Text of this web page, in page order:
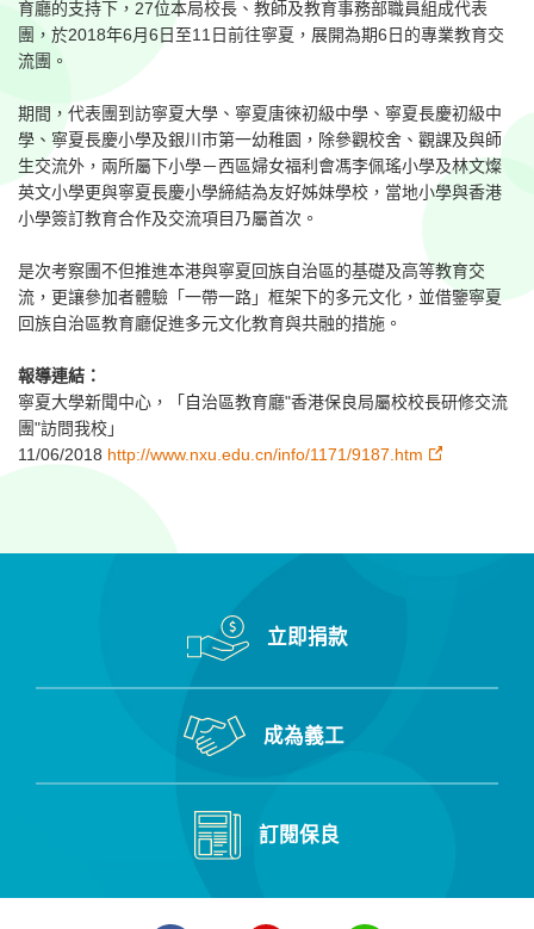
育廳的支持下，27位本局校長、教師及教育事務部職員組成代表
團，於2018年6月6日至11日前往寧夏，展開為期6日的專業教育交
流團。
期間，代表團到訪寧夏大學、寧夏唐徠初級中學、寧夏長慶初級中
學、寧夏長慶小學及銀川市第一幼稚園，除參觀校舍、觀課及與師
生交流外，兩所屬下小學－西區婦女福利會馮李佩瑤小學及林文燦
英文小學更與寧夏長慶小學締結為友好姊妹學校，當地小學與香港
小學簽訂教育合作及交流項目乃屬首次。
是次考察團不但推進本港與寧夏回族自治區的基礎及高等教育交
流，更讓參加者體驗「一帶一路」框架下的多元文化，並借鑒寧夏
回族自治區教育廳促進多元文化教育與共融的措施。
報導連結：
寧夏大學新聞中心，「自治區教育廳"香港保良局屬校校長研修交流
團"訪問我校」
11/06/2018 http://www.nxu.edu.cn/info/1171/9187.htm
立即捐款
成為義工
訂閱保良